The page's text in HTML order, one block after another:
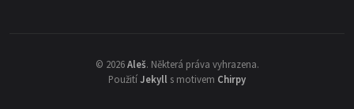
© 2026 Aleš. Některá práva vyhrazena.
PoužitíJekyll s motivem Chirpy